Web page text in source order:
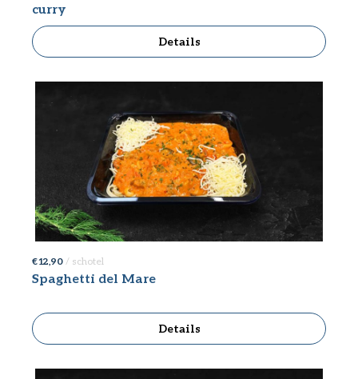
curry
Details
€ 12,90 / schotel
Spaghetti del Mare
Details